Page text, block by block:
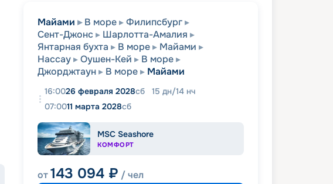
Майами В море
Филипсбург
Сент-Джонс
Шарлотта-Амалия
Янтарная бухта
В море
Майами
Нассау
Оушен-Кей
В море
Джорджтаун
В море Майами
16:0026 февраля 2028сб 15 дн/14 нч
07:0011 марта 2028сб
MSC Seashore
КОМФОРТ
от143 094 ₽ / чел